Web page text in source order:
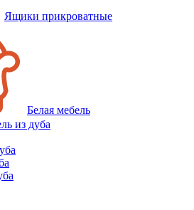
Ящики прикроватные
Белая мебель
из дуба